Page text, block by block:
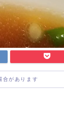
合があります